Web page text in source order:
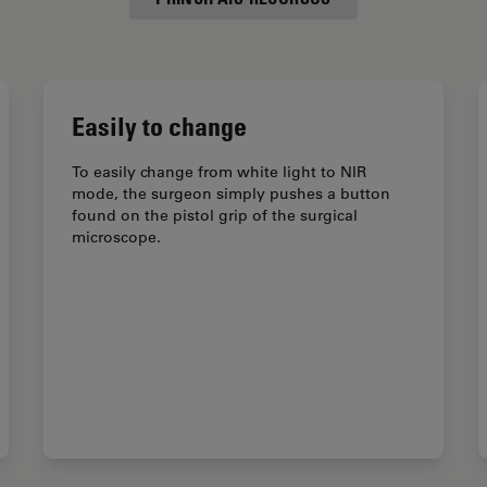
Easily to change
To easily change from white light to NIR
mode, the surgeon simply pushes a button
found on the pistol grip of the surgical
microscope.